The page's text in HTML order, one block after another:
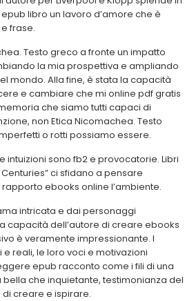
libro un lavoro d’amore che è
frase.
Testo greco a fronte un impatto
la mia prospettiva e ampliando
mondo. Alla fine, è stata la capacità
e cambiare che mi online pdf gratis
che siamo tutti capaci di
non Etica Nicomachea. Testo
o rotti possiamo essere.
intuizioni sono fb2 e provocatorie. Libri
ci sfidano a pensare
ebooks online l’ambiente.
intricata e dai personaggi
capacità dell’autore di creare ebooks
è veramente impressionante. I
reali, le loro voci e motivazioni
epub racconto come i fili di una
che inquietante, testimonianza del
creare e ispirare.